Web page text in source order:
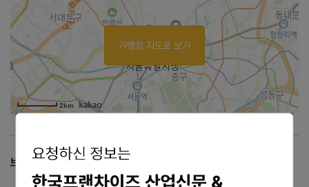
2km
가맹점 지도로 보기
브랜드 리뷰